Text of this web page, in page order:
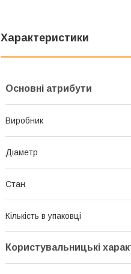
Характеристики
Основні атрибути
Виробник
Діаметр
Стан
Кількість в упаковці
Користувальницькі